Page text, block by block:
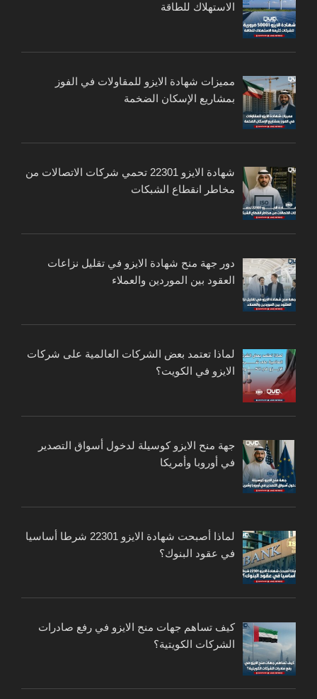
الاستهلاك للطاقة
مميزات شهادة الايزو للمقاولات في الفوز
بمشاريع الإسكان الضخمة
شهادة الايزو 22301 تحمي شركات الاتصالات من
مخاطر انقطاع الشبكات
دور جهة منح شهادة الايزو في تقليل نزاعات
العقود بين الموردين والعملاء
لماذا تعتمد بعض الشركات العالمية على شركات
الايزو في الكويت؟
جهة منح الايزو كوسيلة لدخول أسواق التصدير
في أوروبا وأمريكا
لماذا أصبحت شهادة الايزو 22301 شرطا أساسيا
في عقود البنوك؟
كيف تساهم جهات منح الايزو في رفع صادرات
الشركات الكويتية؟